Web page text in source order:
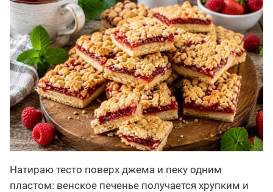
Натираю тесто поверх джема и пеку одним
пластом: венское печенье получается хрупким и